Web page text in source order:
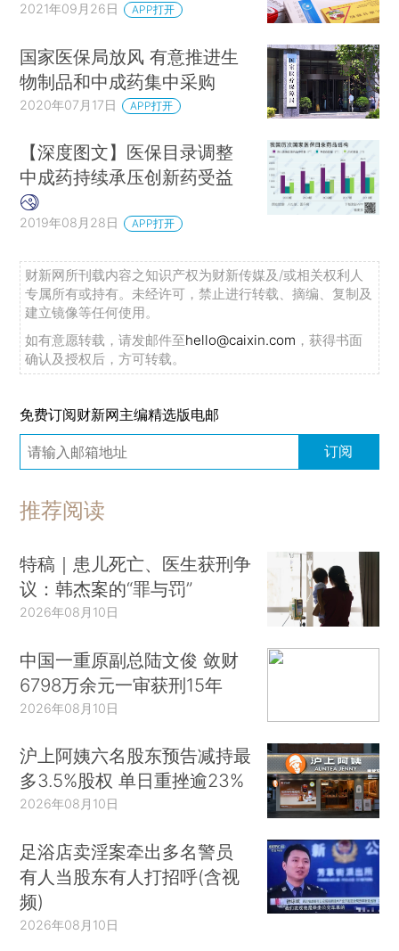
2021年09月26日 APP打开
国家医保局放风 有意推进生
物制品和中成药集中采购
2020年07月17日 APP打开
【深度图文】医保目录调整
中成药持续承压创新药受益
2019年08月28日 APP打开
财新网所刊载内容之知识产权为财新传媒及/或相关权利人
专属所有或持有。未经许可，禁止进行转载、摘编、复制及
建立镜像等任何使用。
如有意愿转载，请发邮件至hello@caixin.com ，获得书面
确认及授权后，方可转载。
免费订阅财新网主编精选版电邮
订阅
推荐阅读
特稿｜患儿死亡、医生获刑争
议：韩杰案的“罪与罚”
2026年08月10日
中国一重原副总陆文俊 敛财
6798万余元一审获刑15年
2026年08月10日
沪上阿姨六名股东预告减持最
多3.5%股权 单日重挫逾23%
2026年08月10日
足浴店卖淫案牵出多名警员
有人当股东有人打招呼(含视
频)
2026年08月10日